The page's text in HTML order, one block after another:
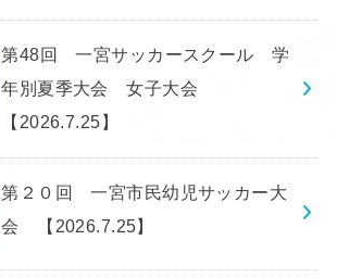
第48回 一宮サッカースクール 学
年別夏季大会 女子大会
【2026.7.25】
第２０回 一宮市民幼児サッカー大
会 【2026.7.25】